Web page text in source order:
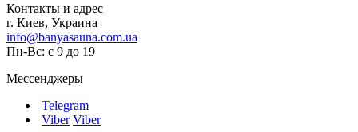
Контакты и адрес
г. Киев, Украина
info@banyasauna.com.ua
Пн-Вс: с 9 до 19
Мессенджеры
Telegram
Viber Viber